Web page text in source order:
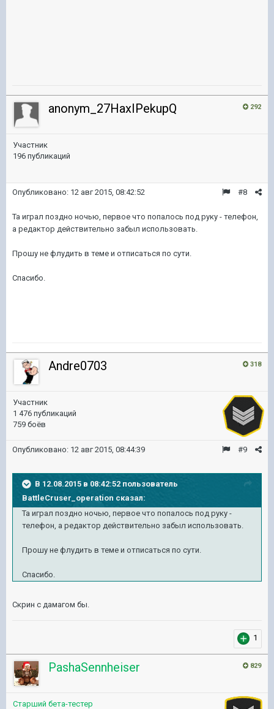
292
anonym_27HaxIPekupQ
Участник
196 публикаций
#8
Опубликовано: 12 авг 2015, 08:42:52
Та играл поздно ночью, первое что попалось под руку - телефон,
а редактор действительно забыл использовать.
Прошу не флудить в теме и отписаться по сути.
Спасибо.
318
Andre0703
Участник
1 476 публикаций
759 боёв
#9
Опубликовано: 12 авг 2015, 08:44:39
В 12.08.2015 в 08:42:52 пользователь
BattleCruser_operation сказал:
Та играл поздно ночью, первое что попалось под руку -
телефон, а редактор действительно забыл использовать.
Прошу не флудить в теме и отписаться по сути.
Спасибо.
Скрин с дамагом бы.
1
829
PashaSennheiser
Старший бета-тестер